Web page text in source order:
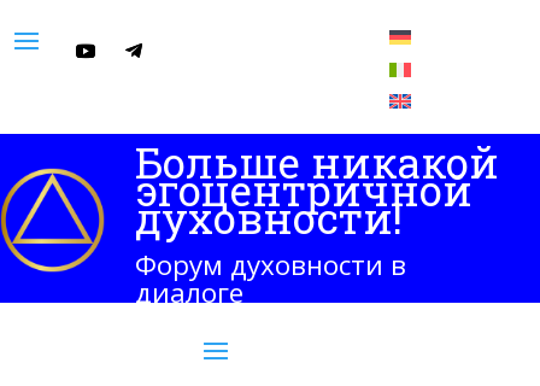
Больше никакой
эгоцентричной
духовности!
Форум духовности в
диалоге